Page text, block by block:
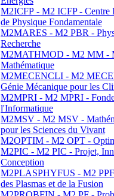
M2ICFP - M2 ICFP - Centre
de Physique Fondamentale
M2MARES - M2 PBR -
Recherche
M2MATHMOD - M2 MM -
Mathématique
M2MECENCLI - M2
Génie Mécanique pour les
M2MPRI - M2 MPRI -
l'Informatique
M2MSV - M2 MSV -
pour les Sciences du Vivant
M2OPTIM - M2 OPT -
M2PIC - M2 PIC - Projet,
Conception
M2PLASPHYFUS - M2
des Plasmas et de la Fusion